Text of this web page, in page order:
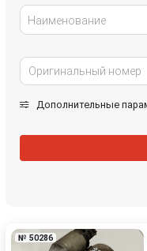
Наименование
Дополнительные
№ 50286